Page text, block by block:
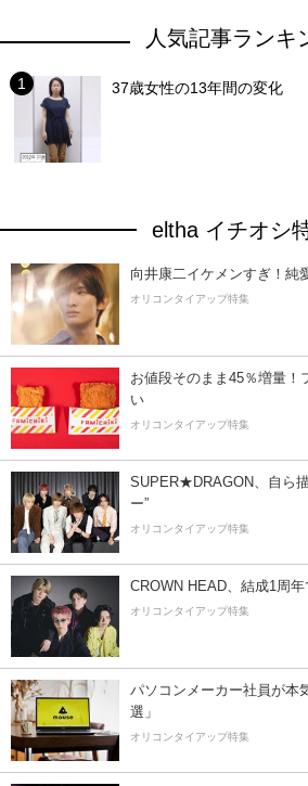
人気記事ランキ
37歳女性の13年間の変化
eltha イチオシ
向井康二イケメンすぎ！純
オリコンタイアップ特集
お値段そのまま45％増量！
い
オリコンタイアップ特集
SUPER★DRAGON、自ら
ー”
オリコンタイアップ特集
CROWN HEAD、結成1周年
オリコンタイアップ特集
パソコンメーカー社員が本
選」
オリコンタイアップ特集